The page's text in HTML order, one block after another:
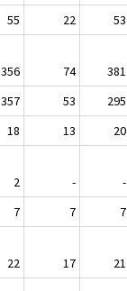
55 22
53
356 74
381
357 53
295
18 13
20
2 -
-
7 7
7
22 17
21